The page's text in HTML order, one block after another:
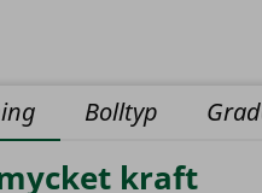
Bolltyp
kraft